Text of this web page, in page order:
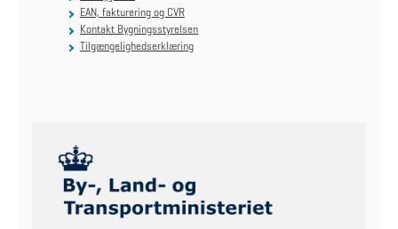
EAN, fakturering og CVR
Kontakt Bygningsstyrelsen
Tilgængelighedserklæring